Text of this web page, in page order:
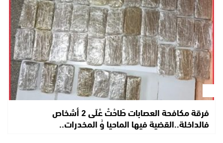
فرقة مكافحة العصابات طَاحْتْ عْلَى 2 أشخاص
فالداخلة..القضية فيها الماحيا وُ المخدرات..